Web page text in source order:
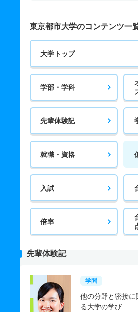
東京都市大学のコンテンツ一
大学トップ
学部・学科
先輩体験記
就職・資格
入試
倍率
先輩体験記
学問
他の分野と密接
る大学の学び